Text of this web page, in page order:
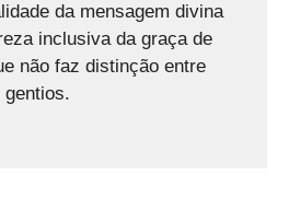
da mensagem divina
inclusiva da graça de
não faz distinção entre
gentios.